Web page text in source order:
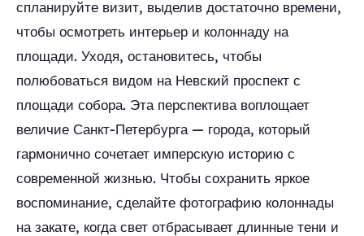
спланируйте визит, выделив достаточно времени,
чтобы осмотреть интерьер и колоннаду на
площади. Уходя, остановитесь, чтобы
полюбоваться видом на Невский проспект с
площади собора. Эта перспектива воплощает
величие Санкт-Петербурга — города, который
гармонично сочетает имперскую историю с
современной жизнью. Чтобы сохранить яркое
воспоминание, сделайте фотографию колоннады
на закате, когда свет отбрасывает длинные тени и